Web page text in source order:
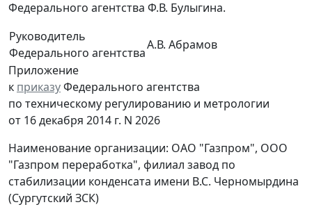
Федерального агентства Ф.В. Булыгина.
Руководитель
Федерального агентства
А.В. Абрамов
Приложение
к приказуФедерального агентства
по техническому регулированию и метрологии
от 16 декабря 2014 г. N 2026
Наименование организации: ОАО "Газпром", ООО
"Газпром переработка", филиал завод по
стабилизации конденсата имени B.C. Черномырдина
(Сургутский ЗСК)